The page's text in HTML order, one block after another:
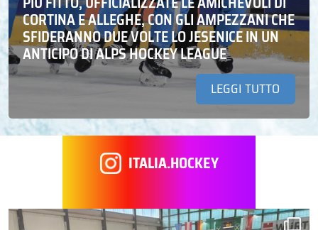
CORTINA E ALLEGHE, CON GLI AMPEZZANI CHE
SFIDERANNO DUE VOLTE LO JESENICE IN UN
ANTICIPO DI ALPS HOCKEY LEAGUE
LEGGI TUTTO
ITALIA.HOCKEY